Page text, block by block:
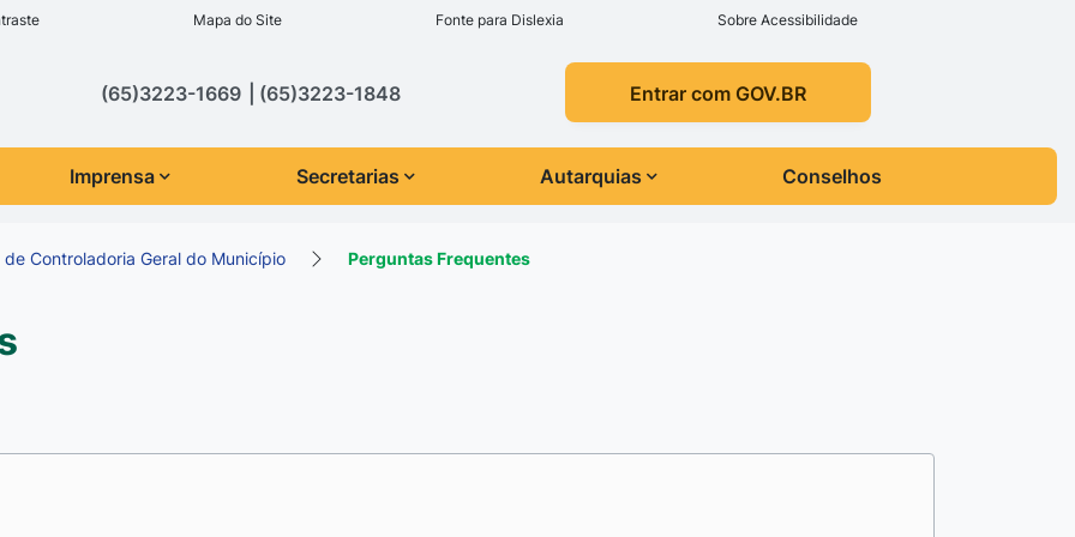
de acessibilidade
Mapa do Site Fonte para Dislexia Sobre Acessibilidade
(65)3223-1669 (65)3223-1848 Entrar com GOV.BR
Imprensa Secretarias Autarquias Conselhos
de Controladoria Geral do Município Perguntas Frequentes